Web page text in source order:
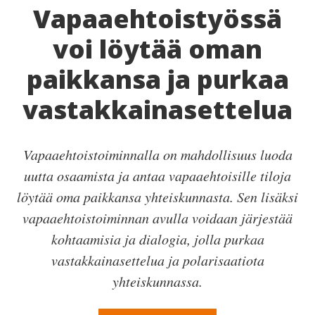
Vapaaehtois­työssä
voi löytää oman
paikkansa ja purkaa
vastakkainasettelua
Vapaaehtoistoiminnalla on mahdollisuus luoda
uutta osaamista ja antaa vapaaehtoisille tiloja
löytää oma paikkansa yhteiskunnasta. Sen lisäksi
vapaaehtoistoiminnan avulla voidaan järjestää
kohtaamisia ja dialogia, jolla purkaa
vastakkainasettelua ja polarisaatiota
yhteiskunnassa.